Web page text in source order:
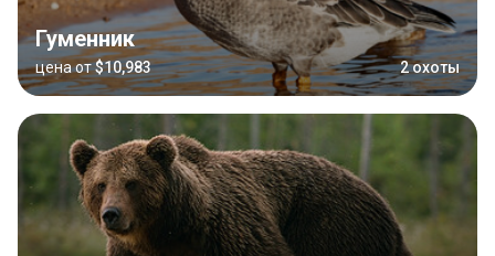
Гуменник
цена от$10,983 2 охоты